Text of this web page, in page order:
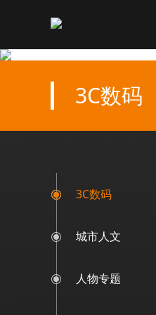
3C数码
3C数码
城市人文
人物专题